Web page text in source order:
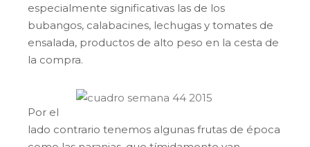
especialmente significativas las de los
bubangos, calabacines, lechugas y tomates de
ensalada, productos de alto peso en la cesta de
la compra.
Por el
lado contrario tenemos algunas frutas de época